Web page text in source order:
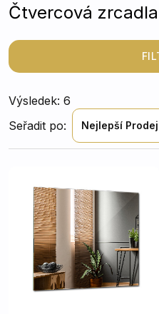
Čtvercová
Výsledek: 6
Seřadit po:
Nejlepší